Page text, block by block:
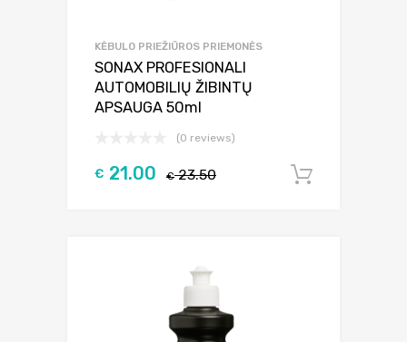
KĖBULO PRIEŽIŪROS PRIEMONĖS
SONAX PROFESIONALI
AUTOMOBILIŲ ŽIBINTŲ
APSAUGA 50ml
(0 reviews)
€23.50
€ 21.00